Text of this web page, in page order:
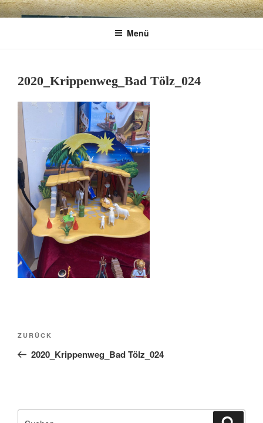
Zum
InhaltCHARME
Geschenkartikel & Kunstobjekte in Bad
Menü
2020_Krippenweg_Bad Tölz_024
Beitragsnavigation
Vorheriger
Beitrag
ZURÜCK
2020_Krippenweg_Bad Tölz_024